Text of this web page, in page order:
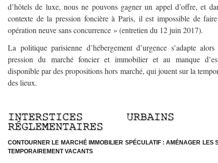
d’hôtels de luxe, nous ne pouvons gagner un appel d’offre, et
contexte de la pression foncière à Paris, il est impossible de
opération neuve sans concurrence » (entretien du 12 juin 2017).
La politique parisienne d’hébergement d’urgence s’adapte
pression du marché foncier et immobilier et au manque
disponible par des propositions hors marché, qui jouent sur la
des lieux.
INTERSTICES URBAINS
RÉGLEMENTAIRES
CONTOURNER LE MARCHÉ IMMOBILIER SPÉCULATIF : AMÉNAGER LES
TEMPORAIREMENT VACANTS